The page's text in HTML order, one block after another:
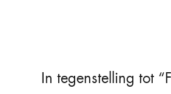
In tegenstelling tot